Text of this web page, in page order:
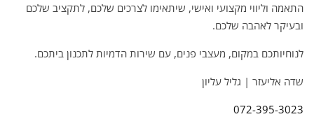
התאמה וליווי מקצועי ואישי, שיתאימו לצרכים שלכם, לתקציב שלכם
ובעיקר לאהבה שלכם.
לנוחיותכם במקום, מעצבי פנים, עם שירות הדמיות לתכנון ביתכם.
שדה אליעזר | גליל עליון
072-395-3023